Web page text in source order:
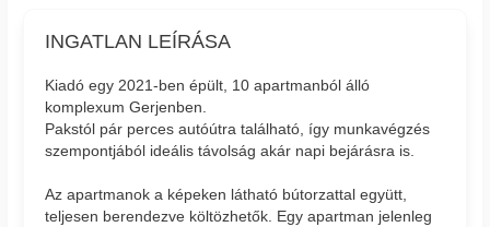
INGATLAN LEÍRÁSA
Kiadó egy 2021-ben épült, 10 apartmanból álló
komplexum Gerjenben.
Pakstól pár perces autóútra található, így munkavégzés
szempontjából ideális távolság akár napi bejárásra is.
Az apartmanok a képeken látható bútorzattal együtt,
teljesen berendezve költözhetők. Egy apartman jelenleg